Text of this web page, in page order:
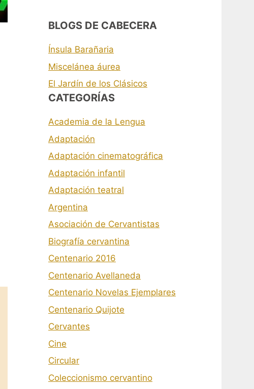
BLOGS DE CABECERA
Ínsula Barañaria
Miscelánea áurea
El Jardín de los Clásicos
CATEGORÍAS
Academia de la Lengua
Adaptación
Adaptación cinematográfica
Adaptación infantil
Adaptación teatral
Argentina
Asociación de Cervantistas
Biografía cervantina
Centenario 2016
Centenario Avellaneda
Centenario Novelas Ejemplares
Centenario Quijote
Cervantes
Cine
Circular
Coleccionismo cervantino